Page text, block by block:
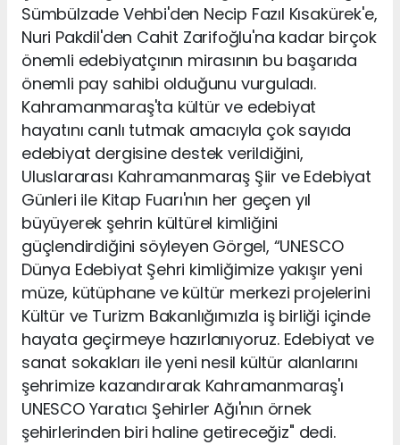
Sümbülzade Vehbi'den Necip Fazıl Kısakürek'e,
Nuri Pakdil'den Cahit Zarifoğlu'na kadar birçok
önemli edebiyatçının mirasının bu başarıda
önemli pay sahibi olduğunu vurguladı.
Kahramanmaraş'ta kültür ve edebiyat
hayatını canlı tutmak amacıyla çok sayıda
edebiyat dergisine destek verildiğini,
Uluslararası Kahramanmaraş Şiir ve Edebiyat
Günleri ile Kitap Fuarı'nın her geçen yıl
büyüyerek şehrin kültürel kimliğini
güçlendirdiğini söyleyen Görgel, “UNESCO
Dünya Edebiyat Şehri kimliğimize yakışır yeni
müze, kütüphane ve kültür merkezi projelerini
Kültür ve Turizm Bakanlığımızla iş birliği içinde
hayata geçirmeye hazırlanıyoruz. Edebiyat ve
sanat sokakları ile yeni nesil kültür alanlarını
şehrimize kazandırarak Kahramanmaraş'ı
UNESCO Yaratıcı Şehirler Ağı'nın örnek
şehirlerinden biri haline getireceğiz" dedi.